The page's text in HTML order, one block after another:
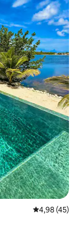
Gemiddelde
4,98 (45)